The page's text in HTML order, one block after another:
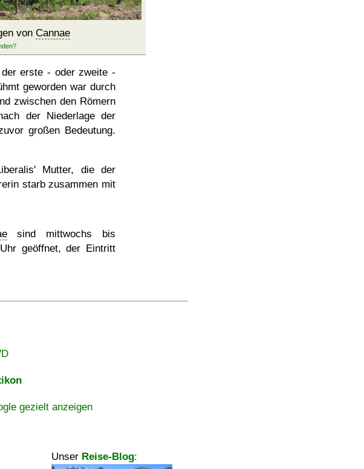
von Cannae
erste - oder zweite -
geworden war durch
zwischen den Römern
der Niederlage der
großen Bedeutung.
Mutter, die der
starb zusammen mit
sind mittwochs bis
geöffnet, der Eintritt
gezielt anzeigen
Unser Reise-Blog: